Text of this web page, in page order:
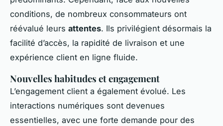
conditions, de nombreux consommateurs ont
réévalué leurs attentes. Ils privilégient désormais la
facilité d’accès, la rapidité de livraison et une
expérience client en ligne fluide.
Nouvelles habitudes et engagement
L’engagement client a également évolué. Les
interactions numériques sont devenues
essentielles, avec une forte demande pour des